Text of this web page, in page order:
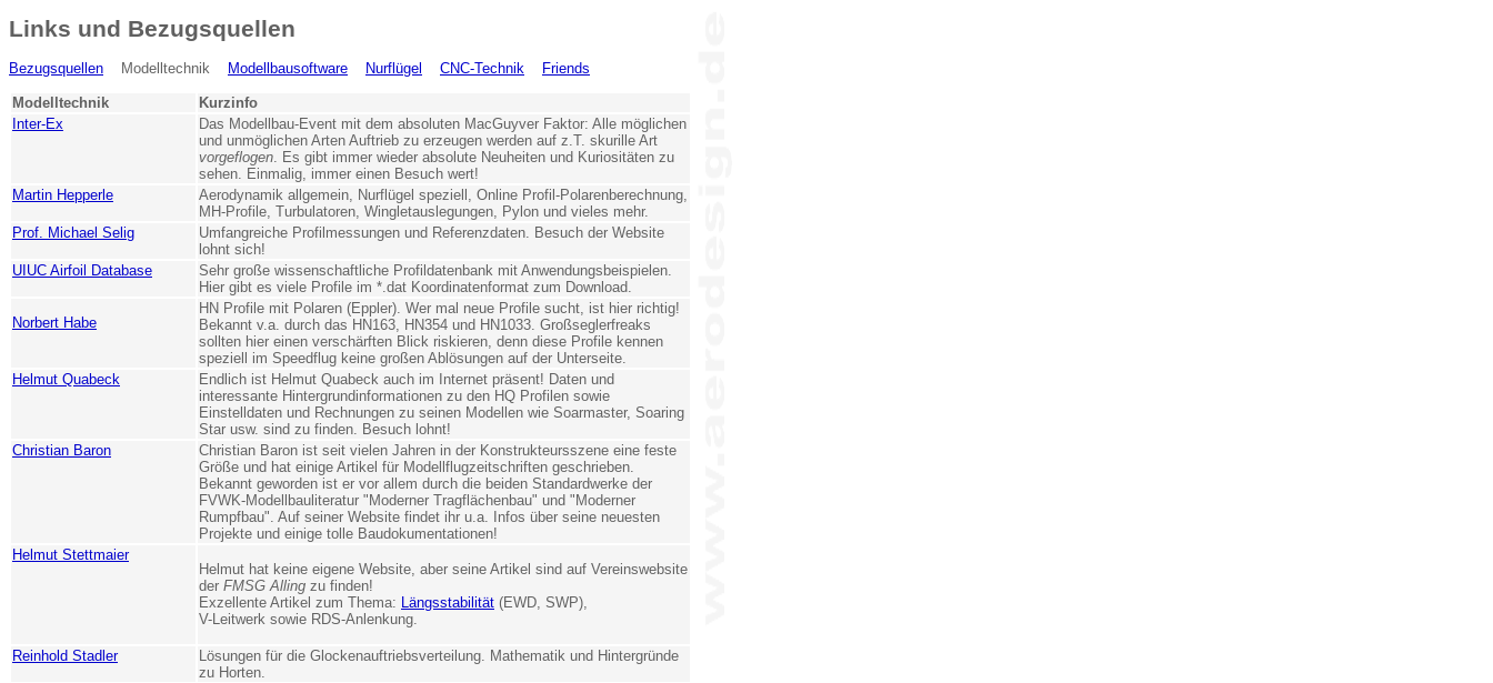
Links und Bezugsquellen
Bezugsquellen Modelltechnik Modellbausoftware Nurflügel CNC-Technik Friends
Modelltechnik
Kurzinfo
Inter-Ex
Das Modellbau-Event mit dem absoluten MacGuyver Faktor: Alle möglichen
und unmöglichen Arten Auftrieb zu erzeugen werden auf z.T. skurille Art
vorgeflogen . Es gibt immer wieder absolute Neuheiten und Kuriositäten zu
sehen. Einmalig, immer einen Besuch wert!
Martin Hepperle
Aerodynamik allgemein, Nurflügel speziell, Online Profil-Polarenberechnung,
MH-Profile, Turbulatoren, Wingletauslegungen, Pylon und vieles mehr.
Prof. Michael Selig
Umfangreiche Profilmessungen und Referenzdaten. Besuch der Website
lohnt sich!
UIUC Airfoil Database
Sehr große wissenschaftliche Profildatenbank mit Anwendungsbeispielen.
Hier gibt es viele Profile im *.dat Koordinatenformat zum Download.
Norbert Habe
HN Profile mit Polaren (Eppler). Wer mal neue Profile sucht, ist hier richtig!
Bekannt v.a. durch das HN163, HN354 und HN1033. Großseglerfreaks
sollten hier einen verschärften Blick riskieren, denn diese Profile kennen
speziell im Speedflug keine großen Ablösungen auf der Unterseite.
Helmut Quabeck
Endlich ist Helmut Quabeck auch im Internet präsent! Daten und
interessante Hintergrundinformationen zu den HQ Profilen sowie
Einstelldaten und Rechnungen zu seinen Modellen wie Soarmaster, Soaring
Star usw. sind zu finden. Besuch lohnt!
Christian Baron
Christian Baron ist seit vielen Jahren in der Konstrukteursszene eine feste
Größe und hat einige Artikel für Modellflugzeitschriften geschrieben.
Bekannt geworden ist er vor allem durch die beiden Standardwerke der
FVWK-Modellbauliteratur "Moderner Tragflächenbau" und "Moderner
Rumpfbau". Auf seiner Website findet ihr u.a. Infos über seine neuesten
Projekte und einige tolle Baudokumentationen!
Helmut Stettmaier
Helmut hat keine eigene Website, aber seine Artikel sind auf Vereinswebsite
der FMSG Alling zu finden!
Exzellente Artikel zum Thema: Längsstabilität (EWD, SWP),
V-Leitwerk sowie RDS-Anlenkung.
Reinhold Stadler
Lösungen für die Glockenauftriebsverteilung. Mathematik und Hintergründe
zu Horten.